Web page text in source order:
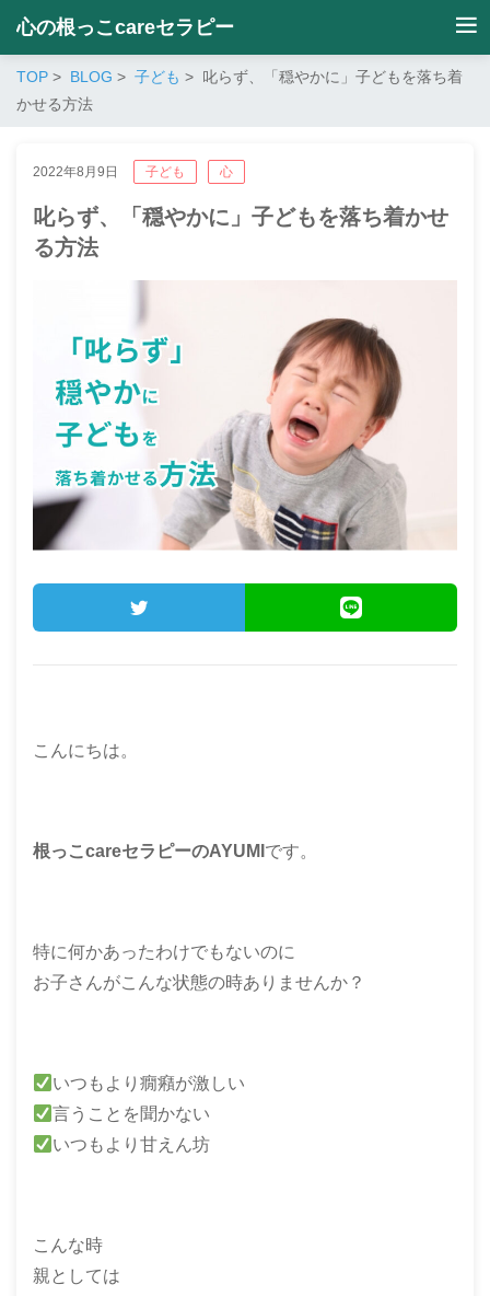
心の根っこcareセラピー
TOP BLOG 子ども
叱らず、「穏やかに」子どもを落ち着
かせる方法
2022年8月9日 子ども 心
叱らず、「穏やかに」子どもを落ち着かせ
る方法
こんにちは。
根っこcareセラピーのAYUMI です。
特に何かあったわけでもないのに
お子さんがこんな状態の時ありませんか？
いつもより癇癪が激しい
言うことを聞かない
いつもより甘えん坊
こんな時
親としては